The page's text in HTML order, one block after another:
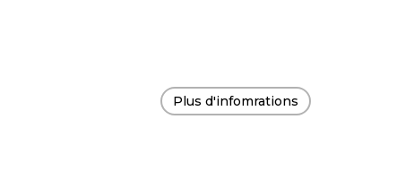
Plus d'infomrations